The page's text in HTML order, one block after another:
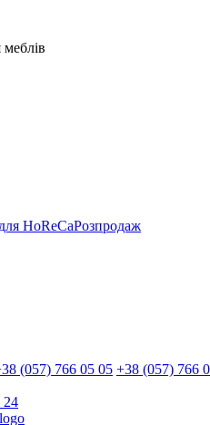
HoReCaРозпродаж
(057) 766 05 05 +38 (057) 766
24